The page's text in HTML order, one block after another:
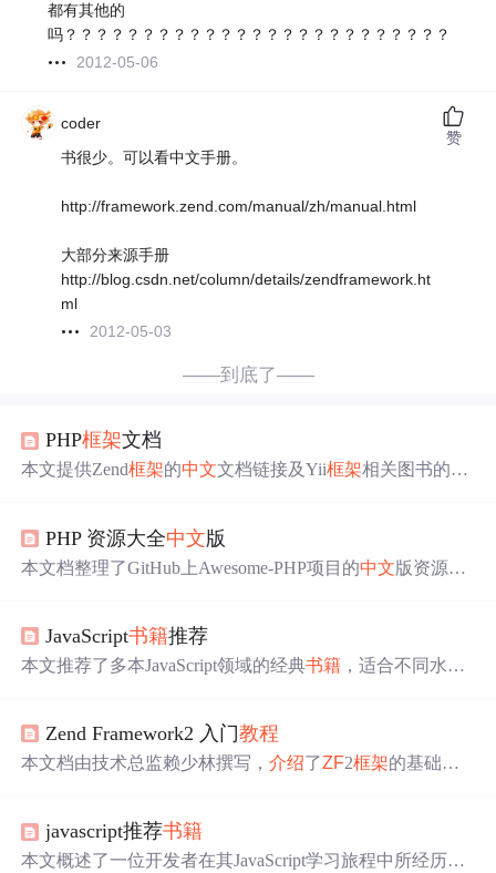
都有其他的
吗？？？？？？？？？？？？？？？？？？？？？？？？？
2012-05-06
coder
书很少。可以看中文手册。
http://framework.zend.com/manual/zh/manual.html
大部分来源手册
http://blog.csdn.net/column/details/zendframework.ht
ml
2012-05-03
赞
——到底了——
PHP框架文档
本文提供Zend框架的中文文档链接及Yii框架相关图书的翻
PHP 资源大全中文版
本文档整理了GitHub上Awesome-PHP项目的中文版资源，
典博文等内容。旨在为PHP开发者提供详尽的参考资料。
JavaScript书籍推荐
本文推荐了多本JavaScript领域的经典书籍 ，适合不同水平
Zend Framework2 入门教程
本文档由技术总监赖少林撰写，介绍了ZF2框架的基础概
javascript推荐书籍
本文概述了一位开发者在其JavaScript学习旅程中所经历的